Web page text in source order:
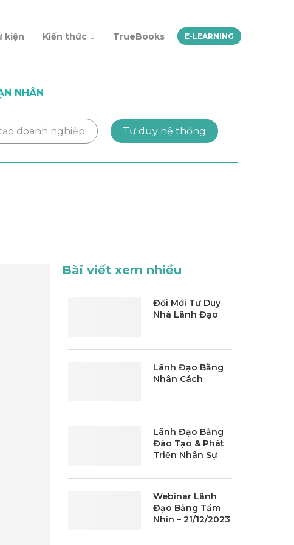
kiện Kiến thức TrueBooks E-LEARNING
NHÂN
doanh nghiệp Tư duy hệ thống
Bài viết xem nhiều
Đổi Mới Tư Duy
Nhà Lãnh Đạo
Lãnh Đạo Bằng
Nhân Cách
Lãnh Đạo Bằng
Đào Tạo & Phát
Triển Nhân Sự
Webinar Lãnh
Đạo Bằng Tầm
Nhìn – 21/12/2023